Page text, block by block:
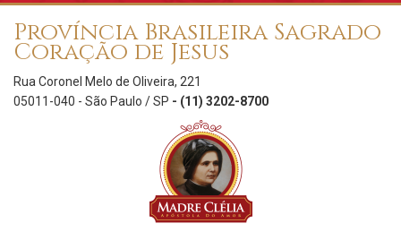
Província Brasileira Sagrado
Coração de Jesus
Rua Coronel Melo de Oliveira, 221
05011-040 - São Paulo / SP - (11) 3202-8700